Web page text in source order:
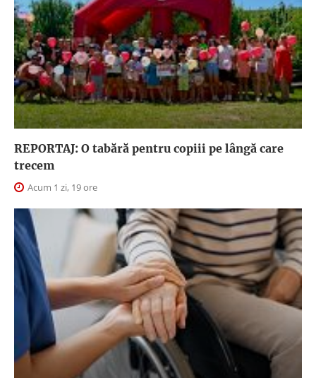
REPORTAJ: O tabără pentru copiii pe lângă care
trecem
Acum 1 zi, 19 ore